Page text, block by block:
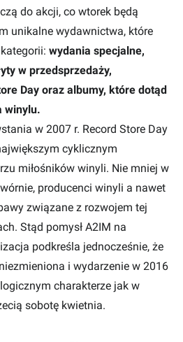
do akcji, co wtorek będą
unikalne wydawnictwa, które
wydania specjalne,
w przedsprzedaży,
Day oraz albumy, które dotąd
winylu.
w 2007 r. Record Store Day
cyklicznym
miłośników winyli. Nie mniej w
producenci winyli a nawet
związane z rozwojem tej
Stąd pomysł A2IM na
podkreśla jednocześnie, że
i wydarzenie w 2016
charakterze jak w
sobotę kwietnia.